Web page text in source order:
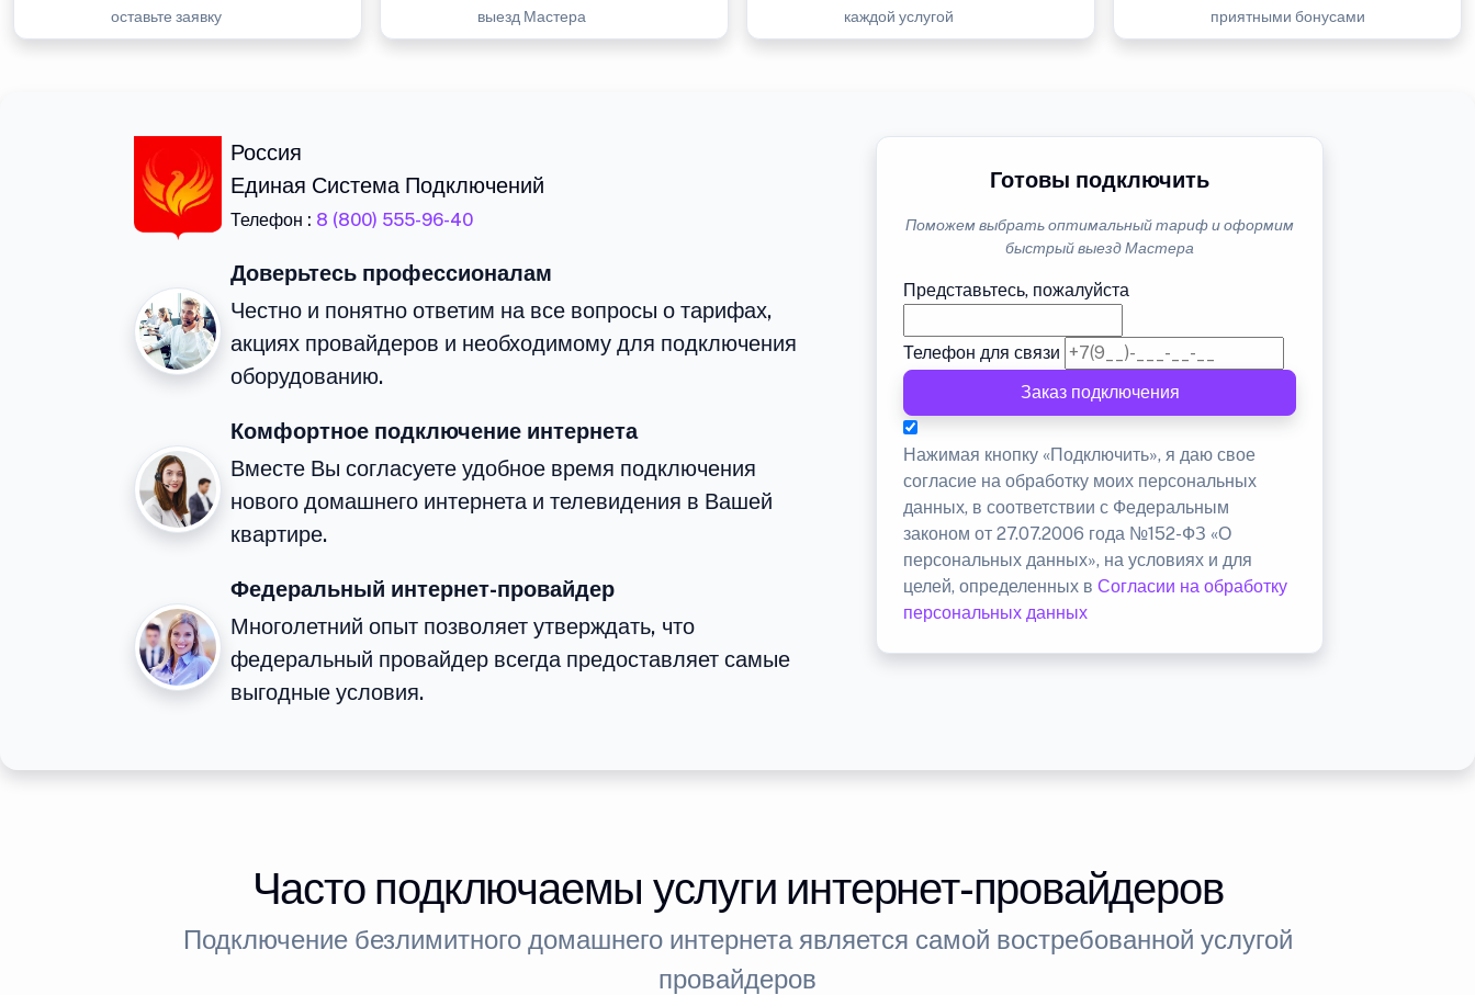
оставьте заявку
выезд Мастера
каждой услугой
приятными бонусами
Россия
Единая Система Подключений
Телефон : 8 (800) 555-96-40
Доверьтесь профессионалам
Честно и понятно ответим на все вопросы о тарифах,
акциях провайдеров и необходимому для подключения
оборудованию.
Комфортное подключение интернета
Вместе Вы согласуете удобное время подключения
нового домашнего интернета и телевидения в Вашей
квартире.
Федеральный интернет-провайдер
Многолетний опыт позволяет утверждать, что
федеральный провайдер всегда предоставляет самые
выгодные условия.
Готовы подключить
Поможем выбрать оптимальный тариф и оформим
быстрый выезд Мастера
Представьтесь, пожалуйста
Телефон для связи
Заказ подключения
Нажимая кнопку «Подключить», я даю свое
согласие на обработку моих персональных
данных, в соответствии с Федеральным
законом от 27.07.2006 года №152-ФЗ «О
персональных данных», на условиях и для
целей, определенных вСогласии на обработку
персональных данных
Часто подключаемы услуги интернет-провайдеров
Подключение безлимитного домашнего интернета является самой востребованной услугой
провайдеров